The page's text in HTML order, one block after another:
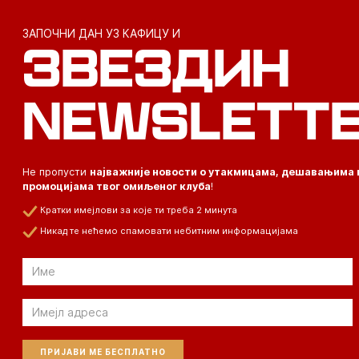
ЗАПОЧНИ ДАН УЗ КАФИЦУ И
ЗВЕЗДИН
Не пропусти најважније новости о утакмицама, дешавањима
промоцијама твог омиљеног клуба!
Кратки имејлови за које ти треба 2 минута
Никад те нећемо спамовати небитним информацијама
Email
Email